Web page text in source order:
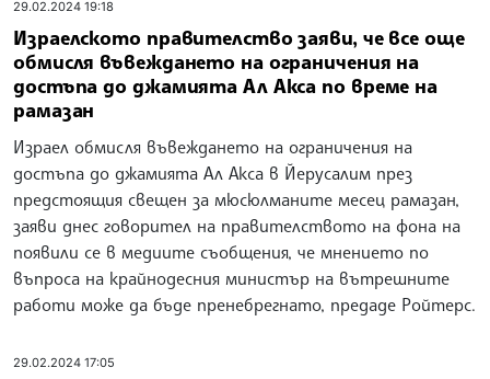
29.02.2024 19:18
Израелското правителство заяви, че все още
обмисля въвеждането на ограничения на
достъпа до джамията Ал Акса по време на
рамазан
Израел обмисля въвеждането на ограничения на
достъпа до джамията Ал Акса в Йерусалим през
предстоящия свещен за мюсюлманите месец рамазан,
заяви днес говорител на правителството на фона на
появили се в медиите съобщения, че мнението по
въпроса на крайнодесния министър на вътрешните
работи може да бъде пренебрегнато, предаде Ройтерс.
29.02.2024 17:05